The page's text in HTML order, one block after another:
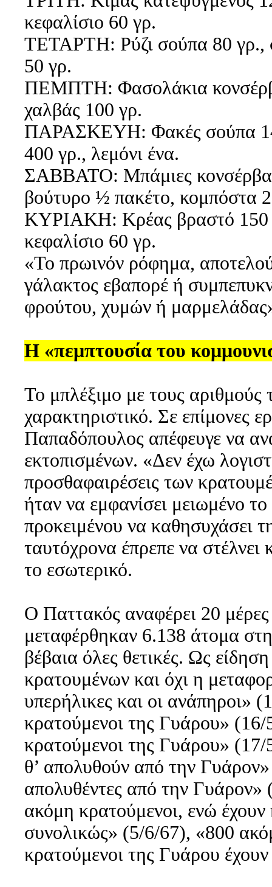
κεφαλίσιο 60 γρ.
ΤΕΤΑΡΤΗ: Ρύζι σούπα 80 γρ.,
50 γρ.
ΠΕΜΠΤΗ: Φασολάκια
χαλβάς 100 γρ.
ΠΑΡΑΣΚΕΥΗ: Φακές σούπα 140
400 γρ., λεμόνι ένα.
ΣΑΒΒΑΤΟ: Μπάμιες κονσέρβα
βούτυρο ½ πακέτο, κομπόστα
ΚΥΡΙΑΚΗ: Κρέας βραστό 150
κεφαλίσιο 60 γρ.
«Το πρωινόν ρόφημα,
γάλακτος εβαπορέ ή
φρούτου, χυμών ή
Η «πεμπτουσία του
Το μπλέξιμο με τους
χαρακτηριστικό. Σε επίμονες
Παπαδόπουλος απέφευγε να
εκτοπισμένων. «Δεν έχω
προσθαφαιρέσεις των
ήταν να εμφανίσει μειωμένο
προκειμένου να καθησυχάσει
ταυτόχρονα έπρεπε να
το εσωτερικό.
Ο Παττακός αναφέρει 20
μεταφέρθηκαν 6.138 άτομα
βέβαια όλες θετικές. Ως
κρατουμένων και όχι η
υπερήλικες και οι ανάπηροι»
κρατούμενοι της Γυάρου»
κρατούμενοι της Γυάρου»
θ’ απολυθούν από την
απολυθέντες από την
ακόμη κρατούμενοι, ενώ
συνολικώς» (5/6/67), «800
κρατούμενοι της Γυάρου